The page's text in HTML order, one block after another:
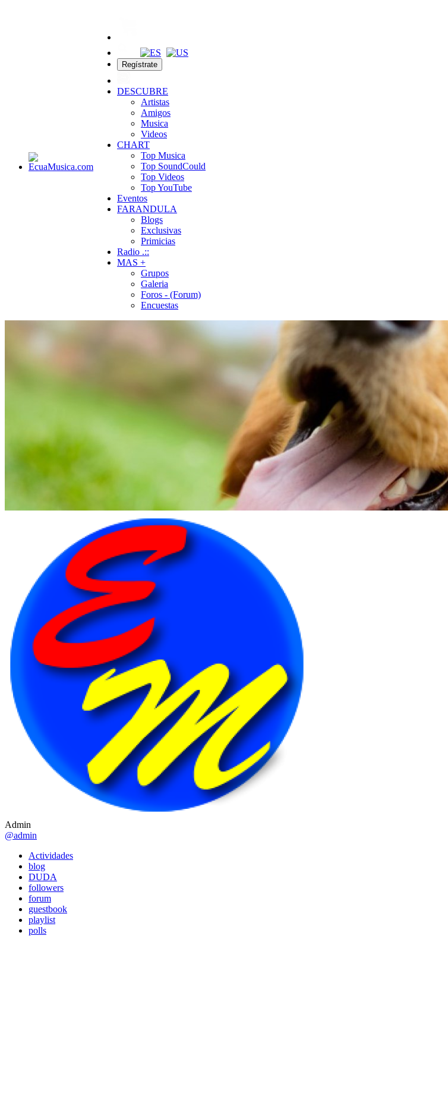
Regístrate
DESCUBRE
Artistas
Amigos
Musica
Videos
CHART
Top Musica
Top SoundCould
Top Videos
Top YouTube
Eventos
FARANDULA
Blogs
Exclusivas
Primicias
Radio .::
MAS +
Grupos
Galeria
Foros - (Forum)
Encuestas
Admin
@admin
Actividades
blog
DUDA
followers
forum
guestbook
playlist
polls